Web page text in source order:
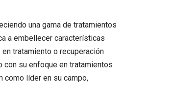
una gama de tratamientos
a embellecer características
tratamiento o recuperación
su enfoque en tratamientos
como líder en su campo,